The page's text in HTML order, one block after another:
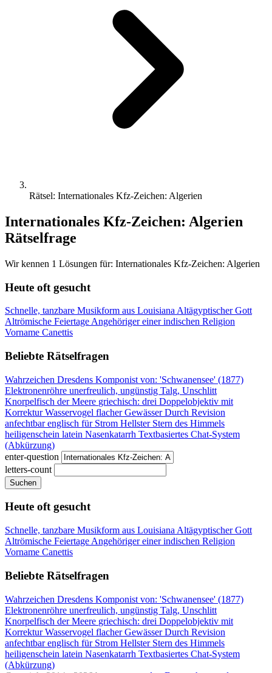
Rätsel: Internationales Kfz-Zeichen: Algerien
Internationales Kfz-Zeichen: Algerien
Rätselfrage
Wir kennen 1 Lösungen für: Internationales Kfz-Zeichen: Algerien
Heute oft gesucht
Schnelle, tanzbare Musikform aus Louisiana Altägyptischer Gott
Altrömische Feiertage Angehöriger einer indischen Religion
Vorname Canettis
Beliebte Rätselfragen
Wahrzeichen Dresdens Komponist von: 'Schwanensee' (1877)
Elektronenröhre unerfreulich, ungünstig Talg, Unschlitt
Knorpelfisch der Meere griechisch: drei Doppelobjektiv mit
KorrekturWasservogel flacher GewässerDurch Revision
anfechtbarenglisch für Strom Hellster Stern des Himmels
heiligenschein latein Nasenkatarrh Textbasiertes Chat-System
(Abkürzung)
enter-question
letters-count
Suchen
Heute oft gesucht
Schnelle, tanzbare Musikform aus Louisiana Altägyptischer Gott
Altrömische Feiertage Angehöriger einer indischen Religion
Vorname Canettis
Beliebte Rätselfragen
Wahrzeichen Dresdens Komponist von: 'Schwanensee' (1877)
Elektronenröhre unerfreulich, ungünstig Talg, Unschlitt
Knorpelfisch der Meere griechisch: drei Doppelobjektiv mit
KorrekturWasservogel flacher GewässerDurch Revision
anfechtbarenglisch für Strom Hellster Stern des Himmels
heiligenschein latein Nasenkatarrh Textbasiertes Chat-System
(Abkürzung)